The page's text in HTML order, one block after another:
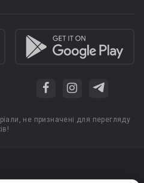
не призначені для перегляду